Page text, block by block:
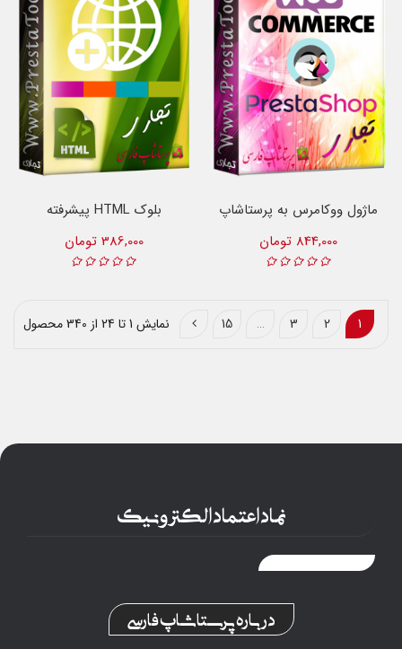
ماژول ووکامرس به پرستاشاپ
844,000 تومان
بلوک HTML پیشرفته
386,000 تومان
1
2
3
…
15 نمایش 1 تا 24 از 340 محصول
نماد اعتماد الکترونیک
درباره پرستاشاپ فارسی